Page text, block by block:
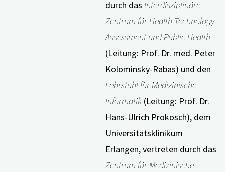
durch dasInterdisziplinäre
Zentrum für Health Technology
Assessment und Public Health
(Leitung: Prof. Dr. med. Peter
Kolominsky-Rabas) und den
Lehrstuhl für Medizinische
Informatik (Leitung: Prof. Dr.
Hans-Ulrich Prokosch), dem
Universitätsklinikum
Erlangen, vertreten durch das
Zentrum für Medizinische